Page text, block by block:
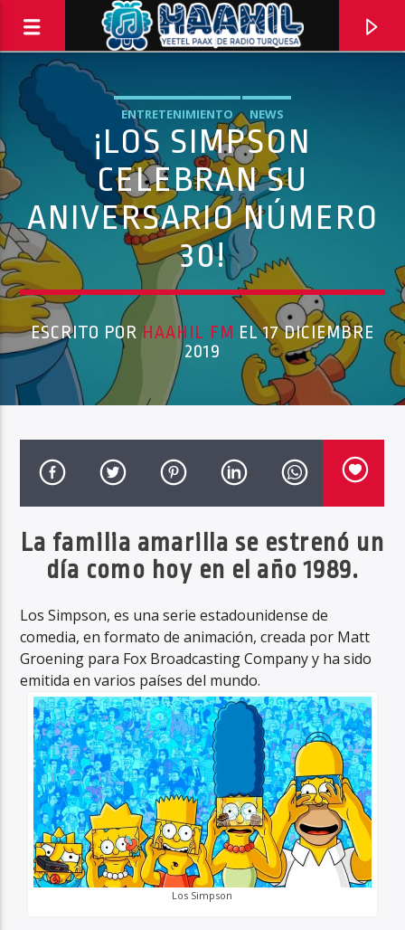
PROGRAMA ACTUAL
BALADAS
8:00 PM 10:00 PM
ENTRETENIMIENTO NEWS
¡LOS SIMPSON
CELEBRAN SU
ANIVERSARIO NÚMERO
30!
ESCRITO POR HAAHIL FM EL 17 DICIEMBRE
2019
La familia amarilla se estrenó un
día como hoy en el año 1989.
Los Simpson, es una serie estadounidense de
comedia, en formato de animación, creada por Matt
Groening para Fox Broadcasting Company y ha sido
emitida en varios países del mundo.
Los Simpson